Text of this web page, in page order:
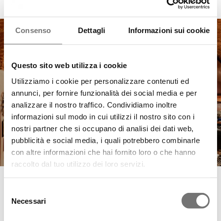
Consenso Dettagli Informazioni sui cookie
Questo sito web utilizza i cookie
Utilizziamo i cookie per personalizzare contenuti ed
annunci, per fornire funzionalità dei social media e per
analizzare il nostro traffico. Condividiamo inoltre
informazioni sul modo in cui utilizzi il nostro sito con i
nostri partner che si occupano di analisi dei dati web,
pubblicità e social media, i quali potrebbero combinarle
con altre informazioni che hai fornito loro o che hanno
raccolto dal tuo utilizzo dei loro servizi.
delNecessari
22/05/2024